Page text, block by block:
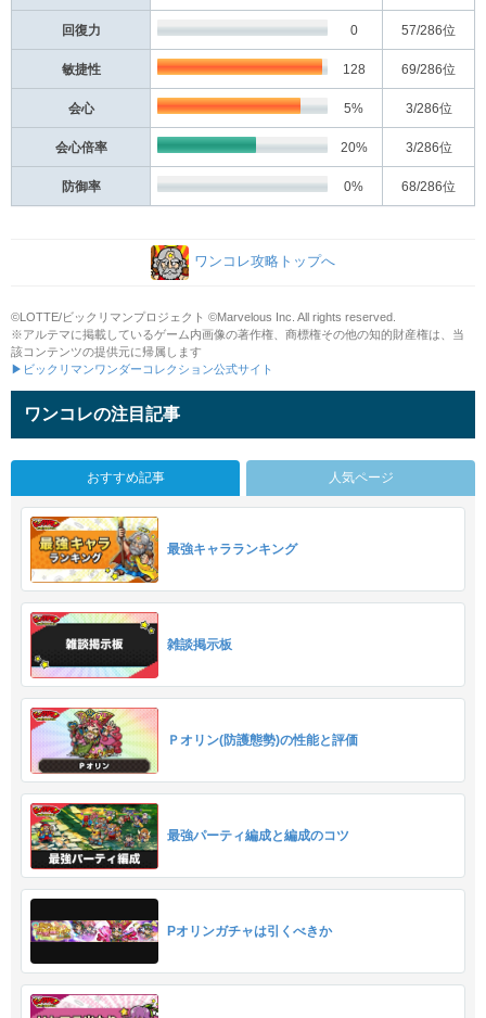
回復力 0 57/286位
敏捷性 128 69/286位
会心 5% 3/286位
会心倍率 20% 3/286位
防御率 0% 68/286位
ワンコレ攻略トップへ
©LOTTE/ビックリマンプロジェクト ©Marvelous Inc. All rights reserved.
※アルテマに掲載しているゲーム内画像の著作権、商標権その他の知的財産権は、当
該コンテンツの提供元に帰属します
▶ビックリマンワンダーコレクション公式サイト
ワンコレの注目記事
おすすめ記事 人気ページ
最強キャラランキング
雑談掲示板
Ｐオリン(防護態勢)の性能と評価
最強パーティ編成と編成のコツ
Pオリンガチャは引くべきか